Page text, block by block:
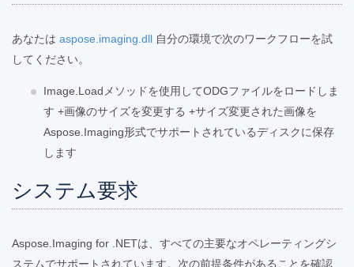
あなたは aspose.imaging.dll 自分の環境で次のワークフローを試
してください。
Image.Loadメソッドを使用してODGファイルをロードしま
す +画像のサイズを変更する +サイズ変更された画像を
Aspose.Imaging形式でサポートされているディスクに保存
します
システム要求
Aspose.Imaging for .NETは、すべての主要なオペレーティングシ
ステムでサポートされています。次の前提条件があることを確認